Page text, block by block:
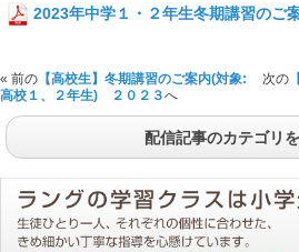
2023年中学１・２年生冬期講習のご
« 前の 【高校生】冬期講習のご案内(対象:
高校１、２年生) ２０２３へ
次の
配信記事のカテゴリ